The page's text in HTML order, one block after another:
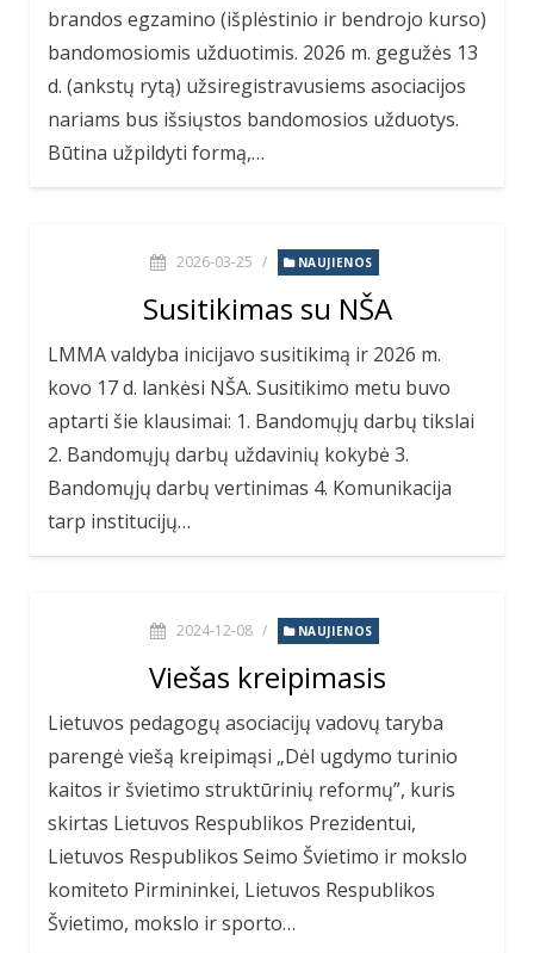
brandos egzamino (išplėstinio ir bendrojo kurso)
bandomosiomis užduotimis. 2026 m. gegužės 13
d. (ankstų rytą) užsiregistravusiems asociacijos
nariams bus išsiųstos bandomosios užduotys.
Būtina užpildyti formą,…
2026-03-25 / NAUJIENOS
Susitikimas su NŠA
LMMA valdyba inicijavo susitikimą ir 2026 m.
kovo 17 d. lankėsi NŠA. Susitikimo metu buvo
aptarti šie klausimai: 1. Bandomųjų darbų tikslai
2. Bandomųjų darbų uždavinių kokybė 3.
Bandomųjų darbų vertinimas 4. Komunikacija
tarp institucijų…
2024-12-08 / NAUJIENOS
Viešas kreipimasis
Lietuvos pedagogų asociacijų vadovų taryba
parengė viešą kreipimąsi „Dėl ugdymo turinio
kaitos ir švietimo struktūrinių reformų”, kuris
skirtas Lietuvos Respublikos Prezidentui,
Lietuvos Respublikos Seimo Švietimo ir mokslo
komiteto Pirmininkei, Lietuvos Respublikos
Švietimo, mokslo ir sporto…